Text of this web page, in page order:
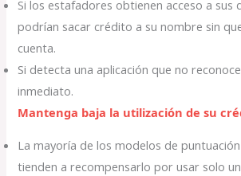
Si los estafadores obtienen acceso a sus
podrían sacar crédito a su nombre sin
cuenta.
Si detecta una aplicación que no
inmediato.
Mantenga baja la utilización de su
La mayoría de los modelos de
tienden a recompensarlo por usar solo